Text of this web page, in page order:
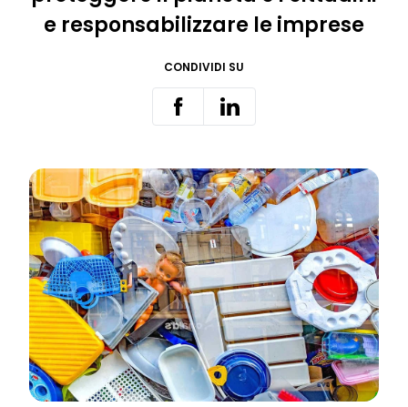
e responsabilizzare le imprese
CONDIVIDI SU